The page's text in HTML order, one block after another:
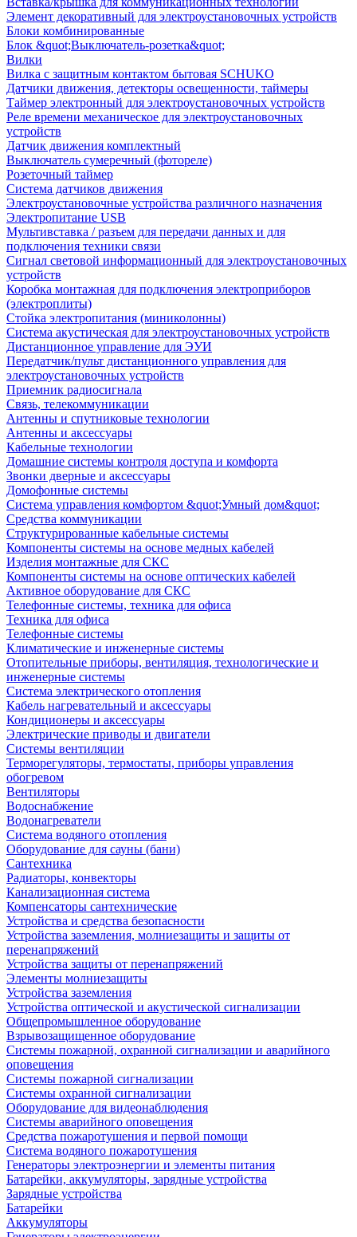
Элемент декоративный для электроустановочных устройств
Блоки комбинированные
Блок &quot;Выключатель-розетка&quot;
Вилки
Вилка с защитным контактом бытовая SCHUKO
Датчики движения, детекторы освещенности, таймеры
Таймер электронный для электроустановочных устройств
Реле времени механическое для электроустановочных
устройств
Датчик движения комплектный
Выключатель сумеречный (фотореле)
Розеточный таймер
Система датчиков движения
Электроустановочные устройства различного назначения
Электропитание USB
Мультивставка / разъем для передачи данных и для
подключения техники связи
Сигнал световой информационный для электроустановочных
устройств
Коробка монтажная для подключения электроприборов
(электроплиты)
Стойка электропитания (миниколонны)
Система акустическая для электроустановочных устройств
Дистанционное управление для ЭУИ
Передатчик/пульт дистанционного управления для
электроустановочных устройств
Приемник радиосигнала
Связь, телекоммуникации
Антенны и спутниковые технологии
Антенны и аксессуары
Кабельные технологии
Домашние системы контроля доступа и комфорта
Звонки дверные и аксессуары
Домофонные системы
Система управления комфортом &quot;Умный дом&quot;
Средства коммуникации
Структурированные кабельные системы
Компоненты системы на основе медных кабелей
Изделия монтажные для СКС
Компоненты системы на основе оптических кабелей
Активное оборудование для СКС
Телефонные системы, техника для офиса
Техника для офиса
Телефонные системы
Климатические и инженерные системы
Отопительные приборы, вентиляция, технологические и
инженерные системы
Система электрического отопления
Кабель нагревательный и аксессуары
Кондиционеры и аксессуары
Электрические приводы и двигатели
Системы вентиляции
Терморегуляторы, термостаты, приборы управления
обогревом
Вентиляторы
Водоснабжение
Водонагреватели
Система водяного отопления
Оборудование для сауны (бани)
Сантехника
Радиаторы, конвекторы
Канализационная система
Компенсаторы сантехнические
Устройства и средства безопасности
Устройства заземления, молниезащиты и защиты от
перенапряжений
Устройства защиты от перенапряжений
Элементы молниезащиты
Устройства заземления
Устройства оптической и акустической сигнализации
Общепромышленное оборудование
Взрывозащищенное оборудование
Системы пожарной, охранной сигнализации и аварийного
оповещения
Системы пожарной сигнализации
Системы охранной сигнализации
Оборудование для видеонаблюдения
Системы аварийного оповещения
Средства пожаротушения и первой помощи
Система водяного пожаротушения
Генераторы электроэнергии и элементы питания
Батарейки, аккумуляторы, зарядные устройства
Зарядные устройства
Батарейки
Аккумуляторы